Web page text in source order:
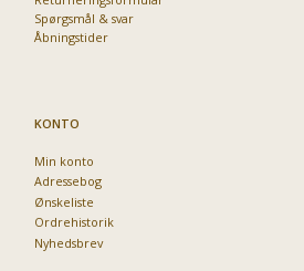
Spørgsmål & svar
Åbningstider
KONTO
Min konto
Adressebog
Ønskeliste
Ordrehistorik
Nyhedsbrev